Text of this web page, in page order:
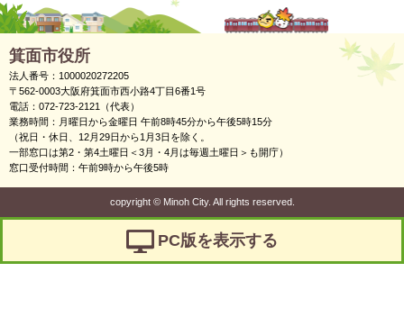
箕面市役所
法人番号：1000020272205
〒562-0003大阪府箕面市西小路4丁目6番1号
電話：072-723-2121（代表）
業務時間：月曜日から金曜日 午前8時45分から午後5時15分
（祝日・休日、12月29日から1月3日を除く。
一部窓口は第2・第4土曜日＜3月・4月は毎週土曜日＞も開庁）
窓口受付時間：午前9時から午後5時
copyright ©Minoh City. All rights reserved.
PC版を表示する